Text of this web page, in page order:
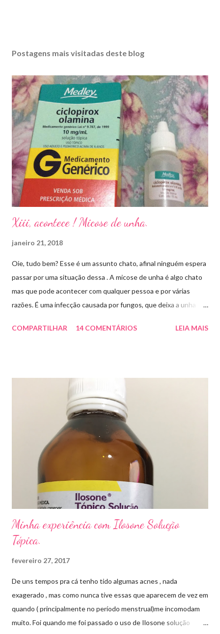
Postagens mais visitadas deste blog
Xiii, acontece ! Micose de unha.
janeiro 21, 2018
Oie, tudo bem? Esse é um assunto chato, afinal ninguém espera
passar por uma situação dessa . A micose de unha é algo chato
mas que pode acontecer com qualquer pessoa e por várias
razões. É uma infecção causada por fungos, que deixa a unha
descolar da pele. As causas mais comuns dessas micoses é por
micose de unha é feito com esmaltes antifúngicos ou remédios
orais ,ou para aplicação local receitados pelo dermatologista. O
tempo para tratamento pode variar de 06 meses a um ano. Para
quem prefere tratamentos caseiros , pode aplicar óleo de cravo
duas vezes ao dia. Eu já passei por isso, pelo uso de muito
sapato fechado e apertado . E utilizei o Ciclopirox olamina que é
um agente antifúngico sintético para tratamento dermatológico
COMPARTILHAR 14 COMENTÁRIOS LEIA MAIS
Minha experiência com Ilosone Solução
Tópica.
fevereiro 27, 2017
De uns tempos pra cá tenho tido algumas acnes , nada
exagerado , mas como nunca tive essas que aparecem de vez em
quando ( principalmente no período menstrual)me incomodam
muito. Foi quando me foi passado o uso de Ilosone solução